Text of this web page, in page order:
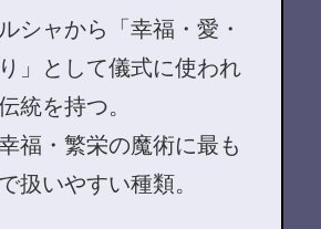
シャから「幸福・愛・
」として儀式に使われ
統を持つ。
福・繁栄の魔術に最も
扱いやすい種類。